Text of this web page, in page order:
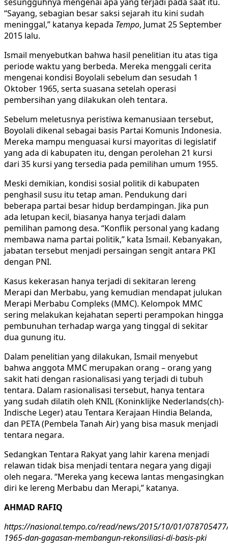
“Sayang, sebagian besar saksi sejarah itu kini sudah
meninggal,” katanya kepada Tempo, Jumat 25 September
2015 lalu.
Ismail menyebutkan bahwa hasil penelitian itu atas tiga
periode waktu yang berbeda. Mereka menggali cerita
mengenai kondisi Boyolali sebelum dan sesudah 1
Oktober 1965, serta suasana setelah operasi
pembersihan yang dilakukan oleh tentara.
Sebelum meletusnya peristiwa kemanusiaan tersebut,
Boyolali dikenal sebagai basis Partai Komunis Indonesia.
Mereka mampu menguasai kursi mayoritas di legislatif
yang ada di kabupaten itu, dengan perolehan 21 kursi
dari 35 kursi yang tersedia pada pemilihan umum 1955.
Meski demikian, kondisi sosial politik di kabupaten
penghasil susu itu tetap aman. Pendukung dari
beberapa partai besar hidup berdampingan. Jika pun
ada letupan kecil, biasanya hanya terjadi dalam
pemilihan pamong desa. “Konflik personal yang kadang
membawa nama partai politik,” kata Ismail. Kebanyakan,
jabatan tersebut menjadi persaingan sengit antara PKI
dengan PNI.
Kasus kekerasan hanya terjadi di sekitaran lereng
Merapi dan Merbabu, yang kemudian mendapat julukan
Merapi Merbabu Compleks (MMC). Kelompok MMC
sering melakukan kejahatan seperti perampokan hingga
pembunuhan terhadap warga yang tinggal di sekitar
dua gunung itu.
Dalam penelitian yang dilakukan, Ismail menyebut
bahwa anggota MMC merupakan orang – orang yang
sakit hati dengan rasionalisasi yang terjadi di tubuh
tentara. Dalam rasionalisasi tersebut, hanya tentara
yang sudah dilatih oleh KNIL (Koninklijke Nederlands(ch)-
Indische Leger) atau Tentara Kerajaan Hindia Belanda,
dan PETA (Pembela Tanah Air) yang bisa masuk menjadi
tentara negara.
Sedangkan Tentara Rakyat yang lahir karena menjadi
relawan tidak bisa menjadi tentara negara yang digaji
oleh negara. “Mereka yang kecewa lantas mengasingkan
diri ke lereng Merbabu dan Merapi,” katanya.
AHMAD RAFIQ
https://nasional.tempo.co/read/news/2015/10/01/
1965-dan-gagasan-membangun-rekonsiliasi-di-basis-pki